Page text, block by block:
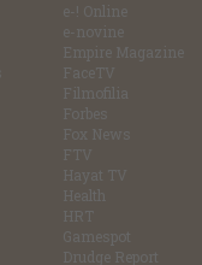
e-! Online
e-novine
Empire Magazine
FaceTV
Filmofilia
Forbes
Fox News
FTV
Hayat TV
Health
HRT
Gamespot
Drudge Report